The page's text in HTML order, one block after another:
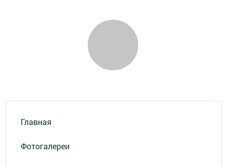
Главная
Фотогалереи